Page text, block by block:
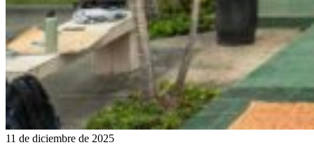
11 de diciembre de 2025